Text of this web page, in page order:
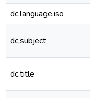
dc.language.iso
dc.subject
dc.title